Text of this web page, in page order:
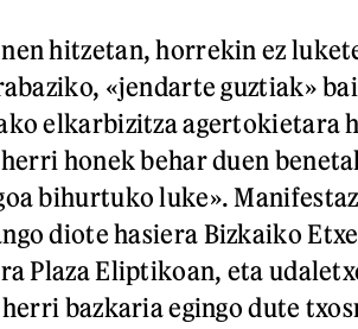
hitzetan, horrekin ez
«jendarte guztiak»
elkarbizitza agertokietara
honek behar duen
bihurtuko luke».
diote hasiera Bizkaiko
Plaza Eliptikoan, eta
bazkaria egingo dute